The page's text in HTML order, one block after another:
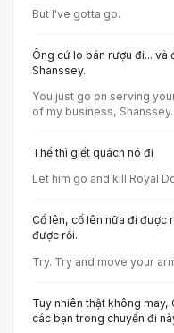
But I've gotta go.
Ông cứ lo bán rượu đi... và
Shanssey.
You just go on serving
of my business, Shanssey.
Thế thì giết quách nó đi
Let him go and kill Royal
Cố lên, cố lên nữa đi được
được rồi.
Try. Try and move your
Tuy nhiên thật không may,
các bạn trong chuyến đi